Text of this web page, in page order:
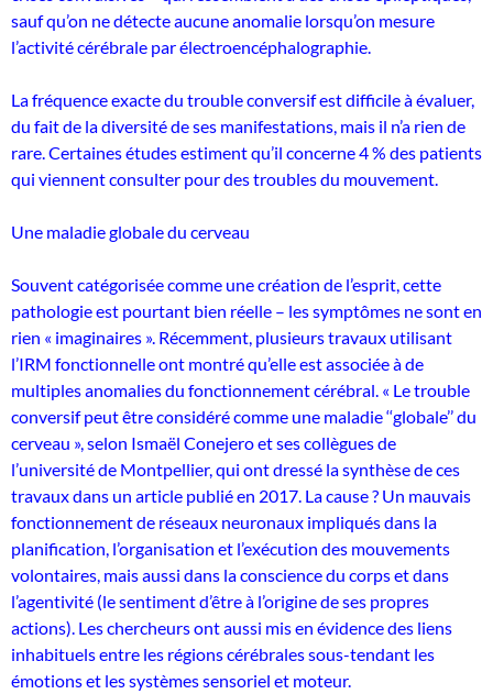
sauf qu’on ne détecte aucune anomalie lorsqu’on mesure
l’activité cérébrale par électroencéphalographie.
La fréquence exacte du trouble conversif est difficile à évaluer,
du fait de la diversité de ses manifestations, mais il n’a rien de
rare. Certaines études estiment qu’il concerne 4 % des patients
qui viennent consulter pour des troubles du mouvement.
Une maladie globale du cerveau
Souvent catégorisée comme une création de l’esprit, cette
pathologie est pourtant bien réelle – les symptômes ne sont en
rien « imaginaires ». Récemment, plusieurs travaux utilisant
l’IRM fonctionnelle ont montré qu’elle est associée à de
multiples anomalies du fonctionnement cérébral. « Le trouble
conversif peut être considéré comme une maladie ‘‘globale’’ du
cerveau », selon Ismaël Conejero et ses collègues de
l’université de Montpellier, qui ont dressé la synthèse de ces
travaux dans un article publié en 2017. La cause ? Un mauvais
fonctionnement de réseaux neuronaux impliqués dans la
planification, l’organisation et l’exécution des mouvements
volontaires, mais aussi dans la conscience du corps et dans
l’agentivité (le sentiment d’être à l’origine de ses propres
actions). Les chercheurs ont aussi mis en évidence des liens
inhabituels entre les régions cérébrales sous-tendant les
émotions et les systèmes sensoriel et moteur.